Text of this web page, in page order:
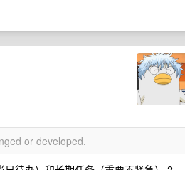
or developed.